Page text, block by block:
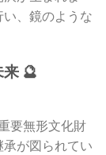
、鏡のような
🔮
要無形文化財
が図られてい